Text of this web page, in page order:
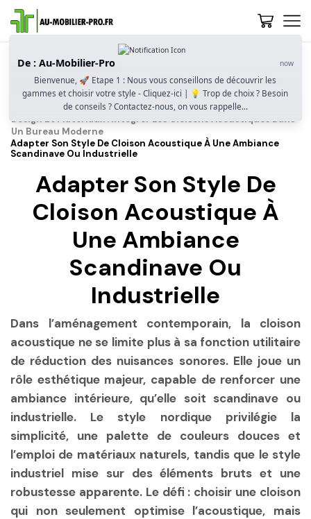
Accueil
Guide D’achat
Réduire Le Bruit Au Travail : Guide Des Cloisons Acoustiques
Et Solutions De Séparation Pour Les Bureaux
Design Et Matériaux : Intégrer Les Cloisons Acoustiques Dans
Un Bureau Moderne
Adapter Son Style De Cloison Acoustique À Une Ambiance
Scandinave Ou Industrielle
Adapter Son Style De
Cloison Acoustique À
Une Ambiance
Scandinave Ou
Industrielle
Dans l’aménagement contemporain, la cloison
acoustique ne se limite plus à sa fonction utilitaire
de réduction des nuisances sonores. Elle joue un
rôle esthétique majeur, capable de renforcer une
ambiance intérieure, qu’elle soit scandinave ou
industrielle. Le style nordique privilégie la
simplicité, une palette de couleurs douces et
l’emploi de matériaux naturels, tandis que le style
industriel mise sur des éléments bruts et une
robustesse apparente. Le défi : choisir une cloison
qui non seulement optimise l’acoustique, mais
De : Au-Mobilier-Pro now
Bienvenue, 🚀 Etape 1 : Nous vous conseillons de découvrir les
gammes et choisir votre style - Cliquez-ici | 💡 Trop de choix ? Besoin
de conseils ? Contactez-nous, on vous rappelle...